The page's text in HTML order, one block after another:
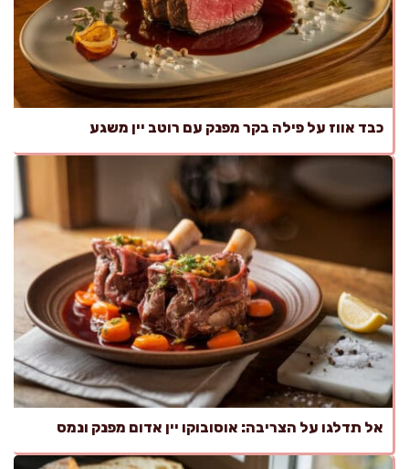
כבד אווז על פילה בקר מפנק עם רוטב יין משגע
אל תדלגו על הצריבה: אוסובוקו יין אדום מפנק ונמס